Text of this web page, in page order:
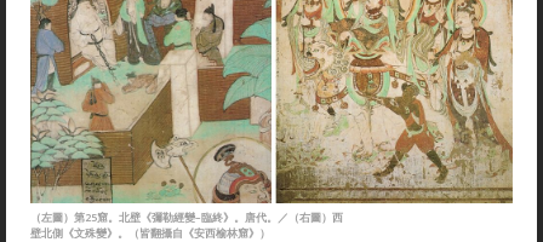
（左圖）第25窟。北壁《彌勒經變–臨終》。唐代。／（右圖）西
壁北側《文殊變》。（皆翻攝自《安西榆林窟》）